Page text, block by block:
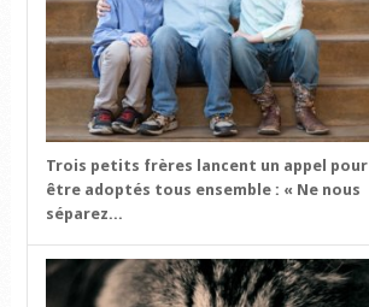
Trois petits frères lancent un appel pour
être adoptés tous ensemble : « Ne nous
séparez...